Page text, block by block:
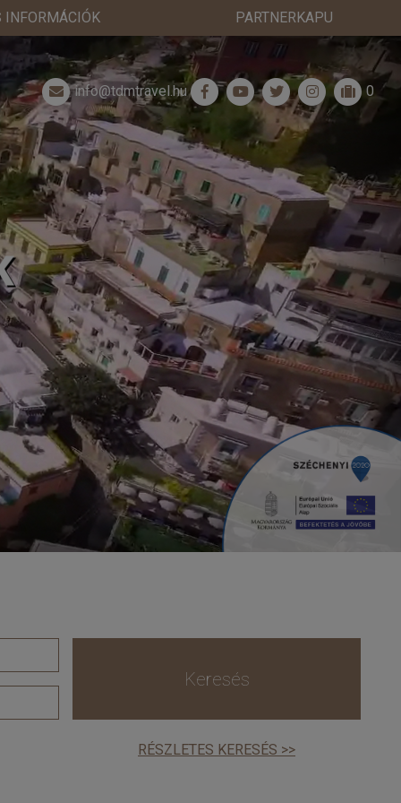
INFORMÁCIÓK PARTNERKAPU
info@tdmtravel.hu 0
Keresés
RÉSZLETES KERESÉS >>